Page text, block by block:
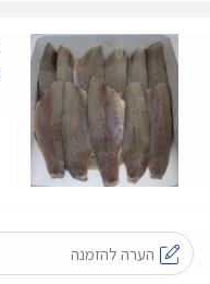
שלם(מארז
של
10
ק״ג)